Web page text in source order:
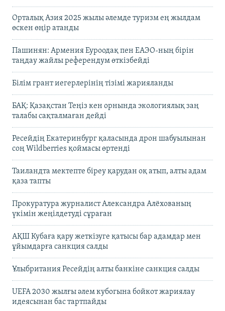
Орталық Азия 2025 жылы әлемде туризм ең жылдам
өскен өңір атанды
Пашинян: Армения Еуроодақ пен ЕАЭО-ның бірін
таңдау жайлы референдум өткізбейді
Білім грант иегерлерінің тізімі жарияланды
БАҚ: Қазақстан Теңіз кен орнында экологиялық заң
талабы сақталмаған дейді
Ресейдің Екатеринбург қаласында дрон шабуылынан
соң Wildberries қоймасы өртенді
Таиландта мектепте біреу қарудан оқ атып, алты адам
қаза тапты
Прокуратура журналист Александра Алёхованың
үкімін жеңілдетуді сұраған
АҚШ Кубаға қару жеткізуге қатысы бар адамдар мен
ұйымдарға санкция салды
Ұлыбритания Ресейдің алты банкіне санкция салды
UEFA 2030 жылғы әлем кубогына бойкот жариялау
идеясынан бас тартпайды